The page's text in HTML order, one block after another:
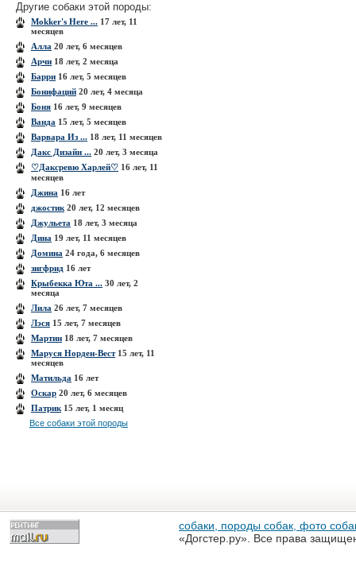
Другие собаки этой породы:
Mokker's Here ... 17 лет, 11
месяцев
Алла 20 лет, 6 месяцев
Арчи 18 лет, 2 месяца
Барри 16 лет, 5 месяцев
Бонифаций 20 лет, 4 месяца
Боня 16 лет, 9 месяцев
Ванда 15 лет, 5 месяцев
Варвара Из ... 18 лет, 11 месяцев
Дакс Дизайн ... 20 лет, 3 месяца
♡Даксревю Харлей♡ 16 лет, 11
месяцев
Джина 16 лет
джостик 20 лет, 12 месяцев
Джульета 18 лет, 3 месяца
Дина 19 лет, 11 месяцев
Домина 24 года, 6 месяцев
зигфрид 16 лет
Крыбекка Юта ... 30 лет, 2
месяца
Лила 26 лет, 7 месяцев
Лэся 15 лет, 7 месяцев
Мартин 18 лет, 7 месяцев
Маруся Норден-Вест15 лет, 11
месяцев
Матильда 16 лет
Оскар 20 лет, 6 месяцев
Патрик 15 лет, 1 месяц
Все собаки этой породы
собаки, породы собак, фото
«Догстер.ру». Все права